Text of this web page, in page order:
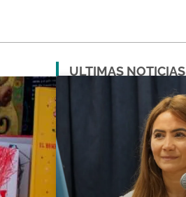
ULTIMAS NOTICIAS